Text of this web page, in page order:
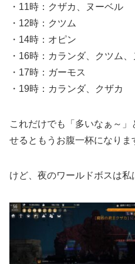
・11時：クザカ、ヌーベル
・12時：クツム
・14時：オピン
・16時：カランダ、クツム
・17時：ガーモス
・19時：カランダ、クザカ
これだけでも「多いなぁ～
せるともうお腹一杯になりま
けど、夜のワールドボスは私